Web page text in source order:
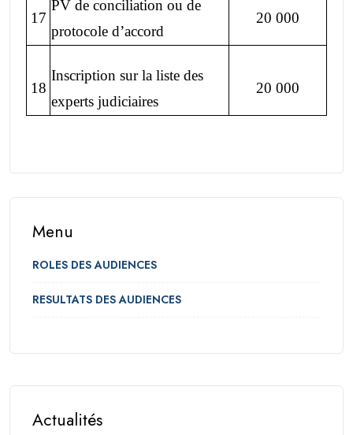
17
PV de conciliation ou de
protocole d’accord
20 000
18
Inscription sur la liste des
experts judiciaires
20 000
Menu
ROLES DES AUDIENCES
RESULTATS DES AUDIENCES
Actualités